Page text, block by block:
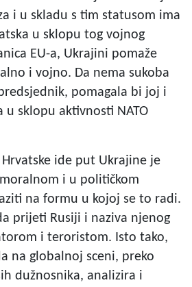
i u skladu s tim statusom ima
u sklopu tog vojnog
EU-a, Ukrajini pomaže
i vojno. Da nema sukoba
pomagala bi joj i
u sklopu aktivnosti NATO
ide put Ukrajine je
i u političkom
na formu u kojoj se to radi.
prijeti Rusiji i naziva njenog
i teroristom. Isto tako,
na globalnoj sceni, preko
dužnosnika, analizira i